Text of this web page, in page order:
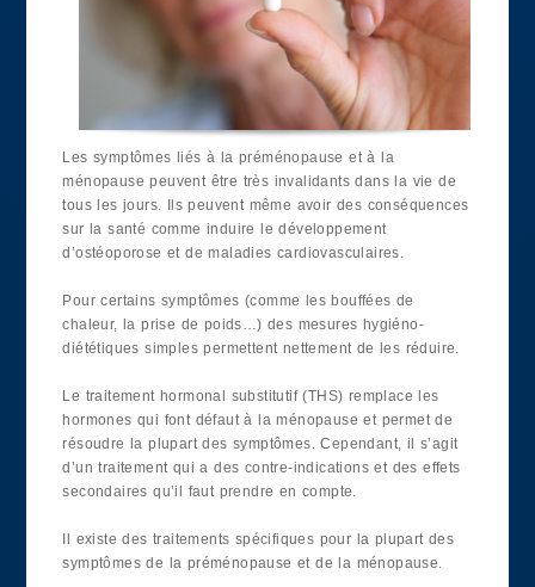
Les symptômes liés à la préménopause et à la
ménopause peuvent être très invalidants dans la vie de
tous les jours. Ils peuvent même avoir des conséquences
sur la santé comme induire le développement
d’ostéoporose et de maladies cardiovasculaires.
Pour certains symptômes (comme les bouffées de
chaleur, la prise de poids…) des mesures hygiéno-
diététiques simples permettent nettement de les réduire.
Le traitement hormonal substitutif (THS) remplace les
hormones qui font défaut à la ménopause et permet de
résoudre la plupart des symptômes. Cependant, il s’agit
d’un traitement qui a des contre-indications et des effets
secondaires qu’il faut prendre en compte.
Il existe des traitements spécifiques pour la plupart des
symptômes de la préménopause et de la ménopause.